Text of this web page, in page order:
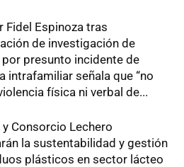
Fidel Espinoza tras
de investigación de
por presunto incidente de
intrafamiliar señala que “no
física ni verbal de...
y Consorcio Lechero
la sustentabilidad y gestión
plásticos en sector lácteo